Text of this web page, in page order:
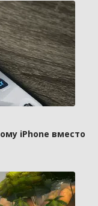
iPhone вместо